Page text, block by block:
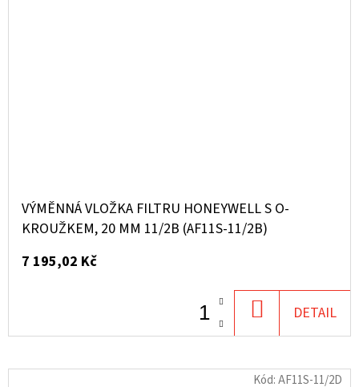
VÝMĚNNÁ VLOŽKA FILTRU HONEYWELL S O-
KROUŽKEM, 20 ΜM 11/2B (AF11S-11/2B)
7 195,02 Kč
KOŠÍKU
DETAIL
Kód:AF11S-11/2D